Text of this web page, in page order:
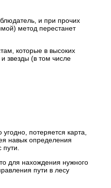
и при прочих
метод перестанет
которые в высоких
звезды (в том числе
потеряется карта,
навык определения
для нахождения нужного
пути в лесу